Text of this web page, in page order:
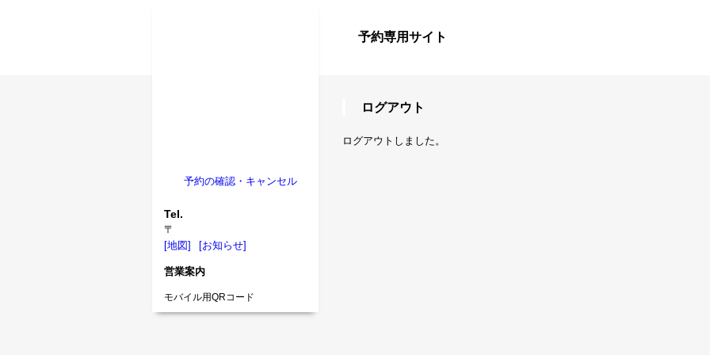
予約専用サイト
ログアウト
ログアウトしました。
予約の確認・キャンセル
Tel.
〒
[地図]
[お知らせ]
営業案内
モバイル用QRコード